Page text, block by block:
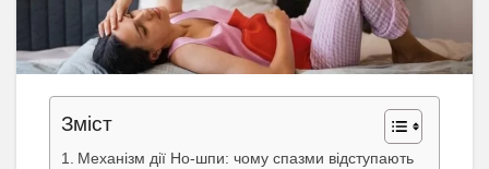
Зміст
Механізм дії Но-шпи: чому спазми відступають